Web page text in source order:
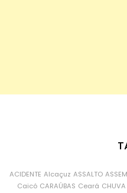
ACIDENTE Alcaçuz ASSALTO
Caicó CARAÚBAS Ceará CHUVA